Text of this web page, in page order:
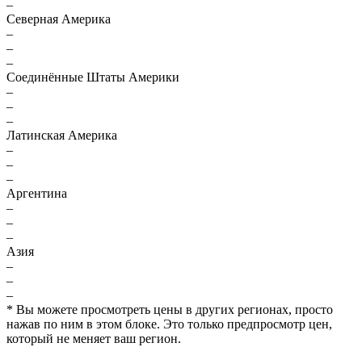
–
Северная Америка
–
–
–
Соединённые Штаты Америки
–
–
–
Латинская Америка
–
–
–
Аргентина
–
–
–
Азия
–
–
–
* Вы можете просмотреть цены в других регионах, просто
нажав по ним в этом блоке. Это только предпросмотр цен,
который не меняет ваш регион.